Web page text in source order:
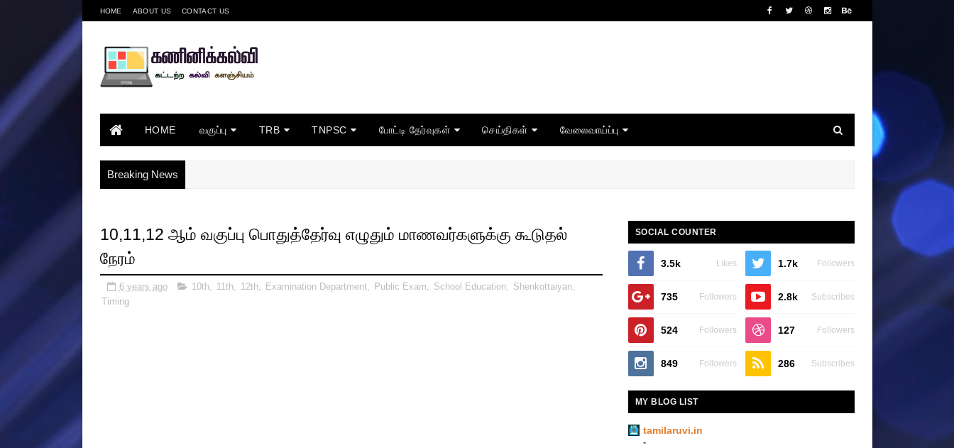
HOME ABOUT US CONTACT US
HOME வகுப்பு TRB TNPSC போட்டி தேர்வுகள் செய்திகள் வேலைவாய்ப்பு
Breaking News
10,11,12 ஆம் வகுப்பு பொதுத்தேர்வு எழுதும் மாணவர்களுக்கு கூடுதல்
நேரம்
6 years ago 10th, 11th, 12th, Examination Department, Public Exam, School Education, Shenkottaiyan,
Timing
SOCIAL COUNTER
3.5k Likes 1.7k Followers
735 Followers 2.8k Subscribes
524 Followers 127 Followers
849 Followers 286 Subscribes
MY BLOG LIST
tamilaruvi.in
-